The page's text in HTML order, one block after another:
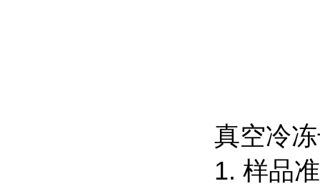
真空冷
1. 样品